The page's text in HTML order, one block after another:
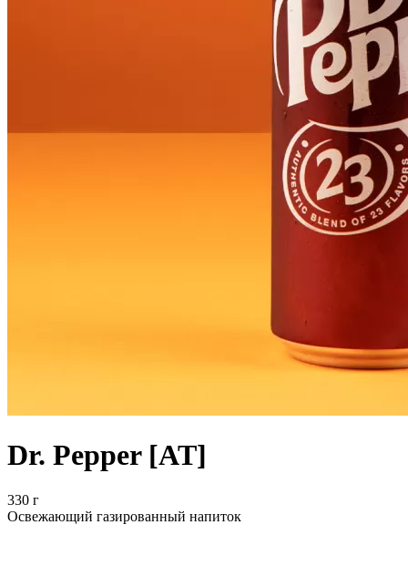
Dr. Pepper [AT]
330 г
Освежающий газированный напиток